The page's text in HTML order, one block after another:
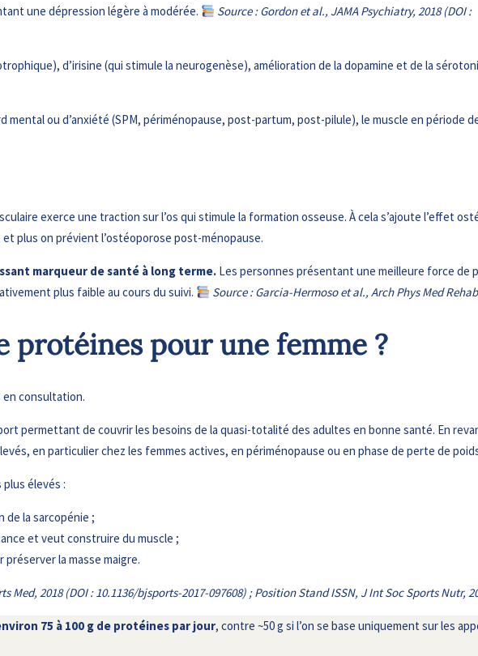
une dépression légère à modérée.
Source : Gordon et al., JAMA Psychiatry, 2018 (DOI :
d’irisine (qui stimule la neurogenèse), amélioration de la dopamine et de la
ou d’anxiété (SPM, périménopause, post-partum, post-pilule), le muscle en période
exerce une traction sur l’os qui stimule la formation osseuse. À cela s’ajoute l’effet
plus on prévient l’ostéoporose post-ménopause.
marqueur de santé à long terme. Les personnes présentant une meilleure force de
plus faible au cours du suivi.
Source : Garcia-Hermoso et al., Arch Phys Med
protéines pour une femme ?
en consultation.
permettant de couvrir les besoins de la quasi-totalité des adultes en bonne santé. En
en particulier chez les femmes actives, en périménopause ou en phase de perte de
élevés :
de la sarcopénie ;
et veut construire du muscle ;
la masse maigre.
2018 (DOI : 10.1136/bjsports-2017-097608) ; Position Stand ISSN, J Int Soc Sports Nutr,
75 à 100 g de protéines par jour, contre ~50 g si l’on se base uniquement sur les